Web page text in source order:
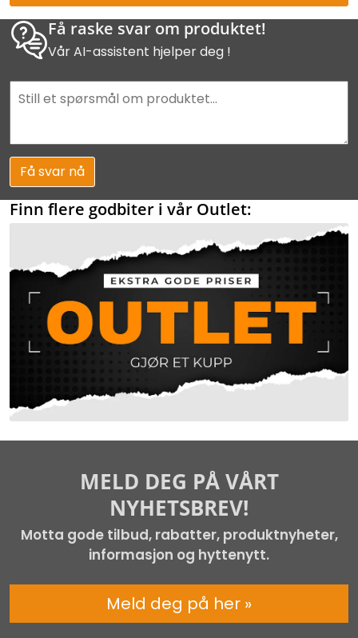
Få raske svar om produktet!
Vår AI-assistent hjelper deg !
Få svar nå
Finn flere godbiter i vår Outlet:
MELD DEG PÅ VÅRT
NYHETSBREV!
Motta gode tilbud, rabatter, produktnyheter,
informasjon og hyttenytt.
Meld deg på her »